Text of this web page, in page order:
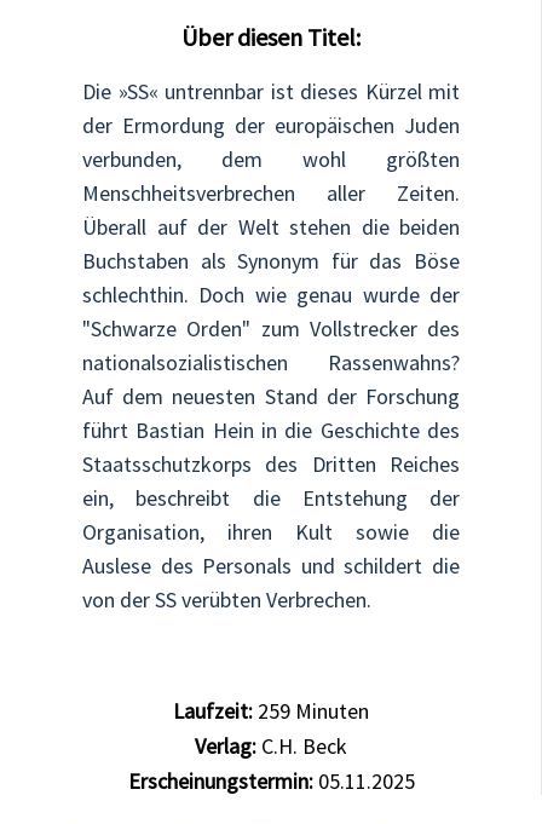
Über diesen Titel:
Die »SS« untrennbar ist dieses Kürzel mit
der Ermordung der europäischen Juden
verbunden, dem wohl größten
Menschheitsverbrechen aller Zeiten.
Überall auf der Welt stehen die beiden
Buchstaben als Synonym für das Böse
schlechthin. Doch wie genau wurde der
"Schwarze Orden" zum Vollstrecker des
nationalsozialistischen Rassenwahns?
Auf dem neuesten Stand der Forschung
führt Bastian Hein in die Geschichte des
Staatsschutzkorps des Dritten Reiches
ein, beschreibt die Entstehung der
Organisation, ihren Kult sowie die
Auslese des Personals und schildert die
von der SS verübten Verbrechen.
Laufzeit: 259 Minuten
Verlag: C.H. Beck
Erscheinungstermin:05.11.2025